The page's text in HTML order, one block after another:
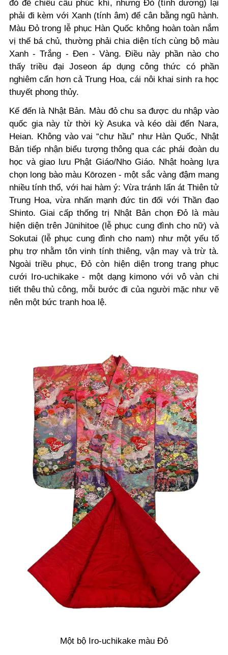
đỏ để chiêu cầu phúc khí, nhưng Đỏ (tính dương) lại
phải đi kèm với Xanh (tính âm) để cân bằng ngũ hành.
Màu Đỏ trong lễ phục Hàn Quốc không hoàn toàn nắm
vị thế bá chủ, thường phải chia diện tích cùng bộ màu
Xanh - Trắng - Đen - Vàng. Điều này phần nào cho
thấy triều đại Joseon áp dụng công thức có phần
nghiêm cẩn hơn cả Trung Hoa, cái nôi khai sinh ra học
thuyết phong thủy.
Kế đến là Nhật Bản. Màu đỏ chu sa được du nhập vào
quốc gia này từ thời kỳ Asuka và kéo dài đến Nara,
Heian. Không vào vai “chư hầu” như Hàn Quốc, Nhật
Bản tiếp nhận biểu tượng thông qua các phái đoàn du
học và giao lưu Phật Giáo/Nho Giáo. Nhật hoàng lựa
chọn long bào màu Kōrozen - một sắc vàng đậm mang
nhiều tính thổ, với hai hàm ý: Vừa tránh lấn át Thiên tử
Trung Hoa, vừa nhấn mạnh đức tin đối với Thần đạo
Shinto. Giai cấp thống trị Nhật Bản chọn Đỏ là màu
hiện diện trên Jūnihitoe (lễ phục cung đình cho nữ) và
Sokutai (lễ phục cung đình cho nam) như một yếu tố
phụ trợ nhằm tôn vinh tính thiêng, vận may và trừ tà.
Ngoài triều phục, Đỏ còn hiện diện trong trang phục
cưới Iro-uchikake - một dạng kimono với vô vàn chi
tiết thêu thủ công, mỗi bước đi của người mặc như vẽ
nên một bức tranh hoa lệ.
Một bộ Iro-uchikake màu Đỏ